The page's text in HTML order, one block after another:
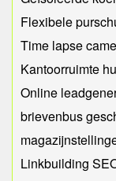
Flexibele
Time lapse
Kantoorruimte
Online
brievenbus
Linkbuilding